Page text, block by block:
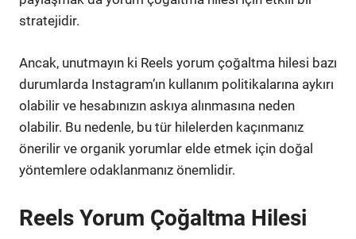
stratejidir.
Ancak, unutmayın ki Reels yorum çoğaltma hilesi bazı
durumlarda Instagram’ın kullanım politikalarına aykırı
olabilir ve hesabınızın askıya alınmasına neden
olabilir. Bu nedenle, bu tür hilelerden kaçınmanız
önerilir ve organik yorumlar elde etmek için doğal
yöntemlere odaklanmanız önemlidir.
Reels Yorum Çoğaltma Hilesi